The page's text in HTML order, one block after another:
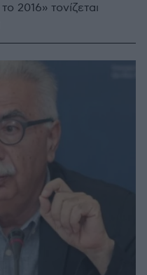
2016» τονίζεται